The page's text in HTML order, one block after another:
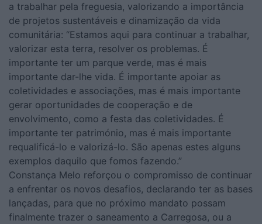
a trabalhar pela freguesia, valorizando a importância
de projetos sustentáveis e dinamização da vida
comunitária: “Estamos aqui para continuar a trabalhar,
valorizar esta terra, resolver os problemas. É
importante ter um parque verde, mas é mais
importante dar-lhe vida. É importante apoiar as
coletividades e associações, mas é mais importante
gerar oportunidades de cooperação e de
envolvimento, como a festa das coletividades. É
importante ter património, mas é mais importante
requalificá-lo e valorizá-lo. São apenas estes alguns
exemplos daquilo que fomos fazendo.”
Constança Melo reforçou o compromisso de continuar
a enfrentar os novos desafios, declarando ter as bases
lançadas, para que no próximo mandato possam
finalmente trazer o saneamento a Carregosa, ou a